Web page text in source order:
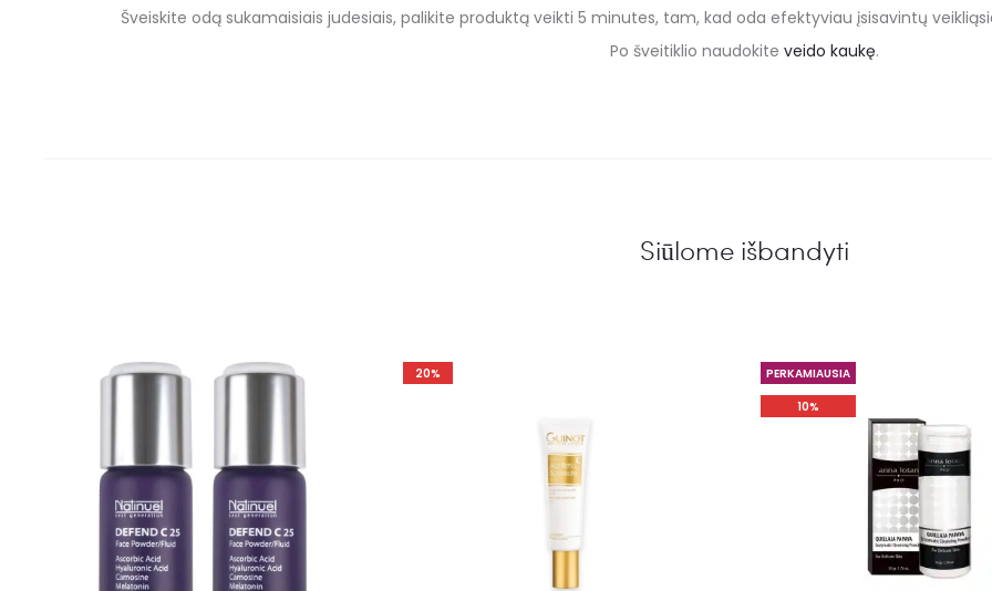
Šveiskite odą sukamaisiais judesiais, palikite produktą veikti 5 minutes, tam, kad oda efektyviau įsisavintų
Po šveitiklio naudokite veido kaukę.
Siūlome išbandyti
20%
PERKAMIAUSIA
10%